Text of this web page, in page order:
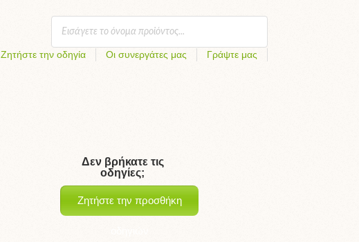
Ζητήστε την οδηγία Οι συνεργάτες μας Γράψτε μας
Δεν βρήκατε τις
οδηγίες;
Ζητήστε την προσθήκη